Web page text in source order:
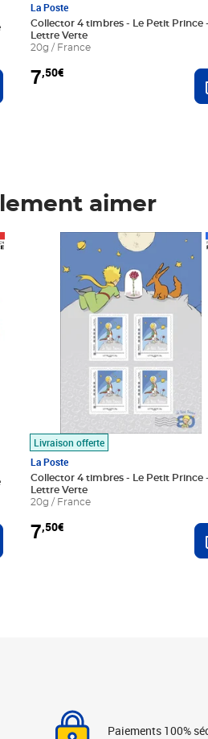
au panier
La Poste
Collector 4 timbres - Le Petit Prince -
Lettre Verte
20g / France
7,50€
aimer
au panier
Livraison offerte
La Poste
Collector 4 timbres - Le Petit Prince -
Lettre Verte
20g / France
7,50€
Prix 7,50€
Paiements 100%